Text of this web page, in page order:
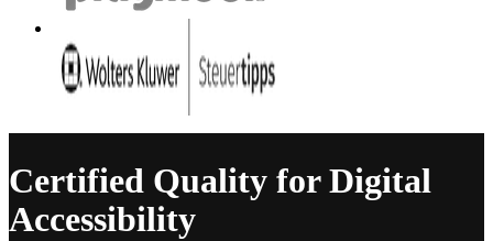
Certified Quality for Digital
Accessibility